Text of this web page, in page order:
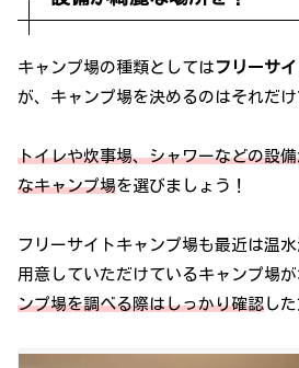
キャンプ場の種類としては フリーサイ
が、キャンプ場を決めるのはそれだけ
トイレや炊事場、シャワーなどの設
なキャンプ場を選びましょう！
フリーサイトキャンプ場も最近は温
用意していただけているキャンプ場が
ンプ場を調べる際はしっかり確認 し